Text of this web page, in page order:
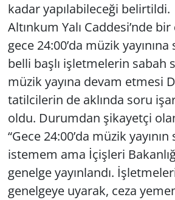
kadar yapılabileceği belirtildi.
Altınkum Yalı Caddesi’nde
gece 24:00’da müzik
belli başlı işletmelerin sabah
müzik yayına devam etmesi
tatilcilerin de aklında soru
oldu. Durumdan şikayetçi
“Gece 24:00’da müzik
istemem ama İçişleri
genelge yayınlandı.
genelgeye uyarak, ceza